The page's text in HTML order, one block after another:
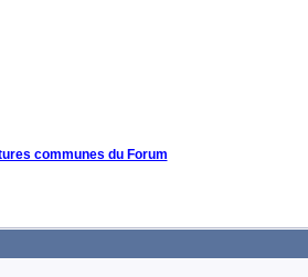
communes du Forum